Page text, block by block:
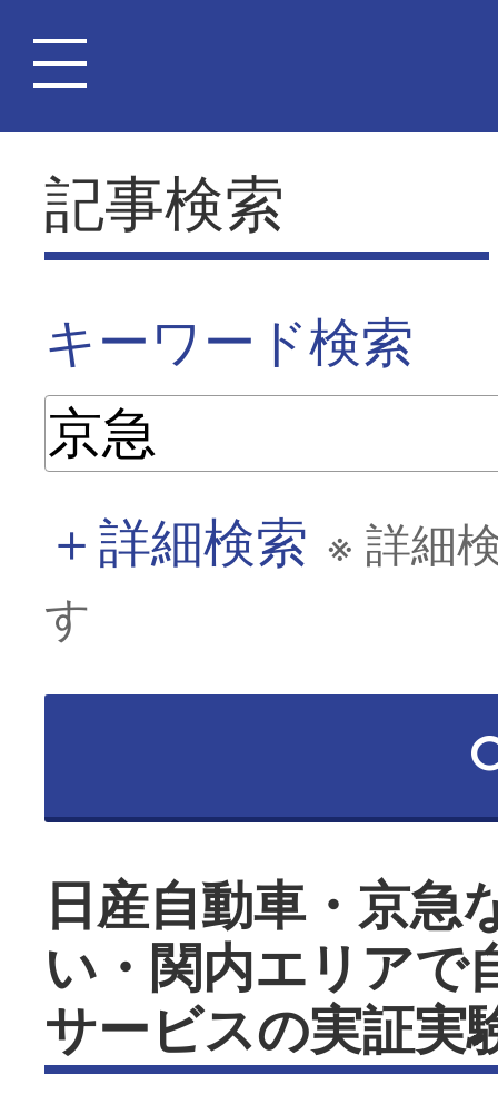
記事検索
キーワード検索
＋詳細検索 ※ 詳細
す
日産自動車・京
い・関内エリアで
サービスの実証実